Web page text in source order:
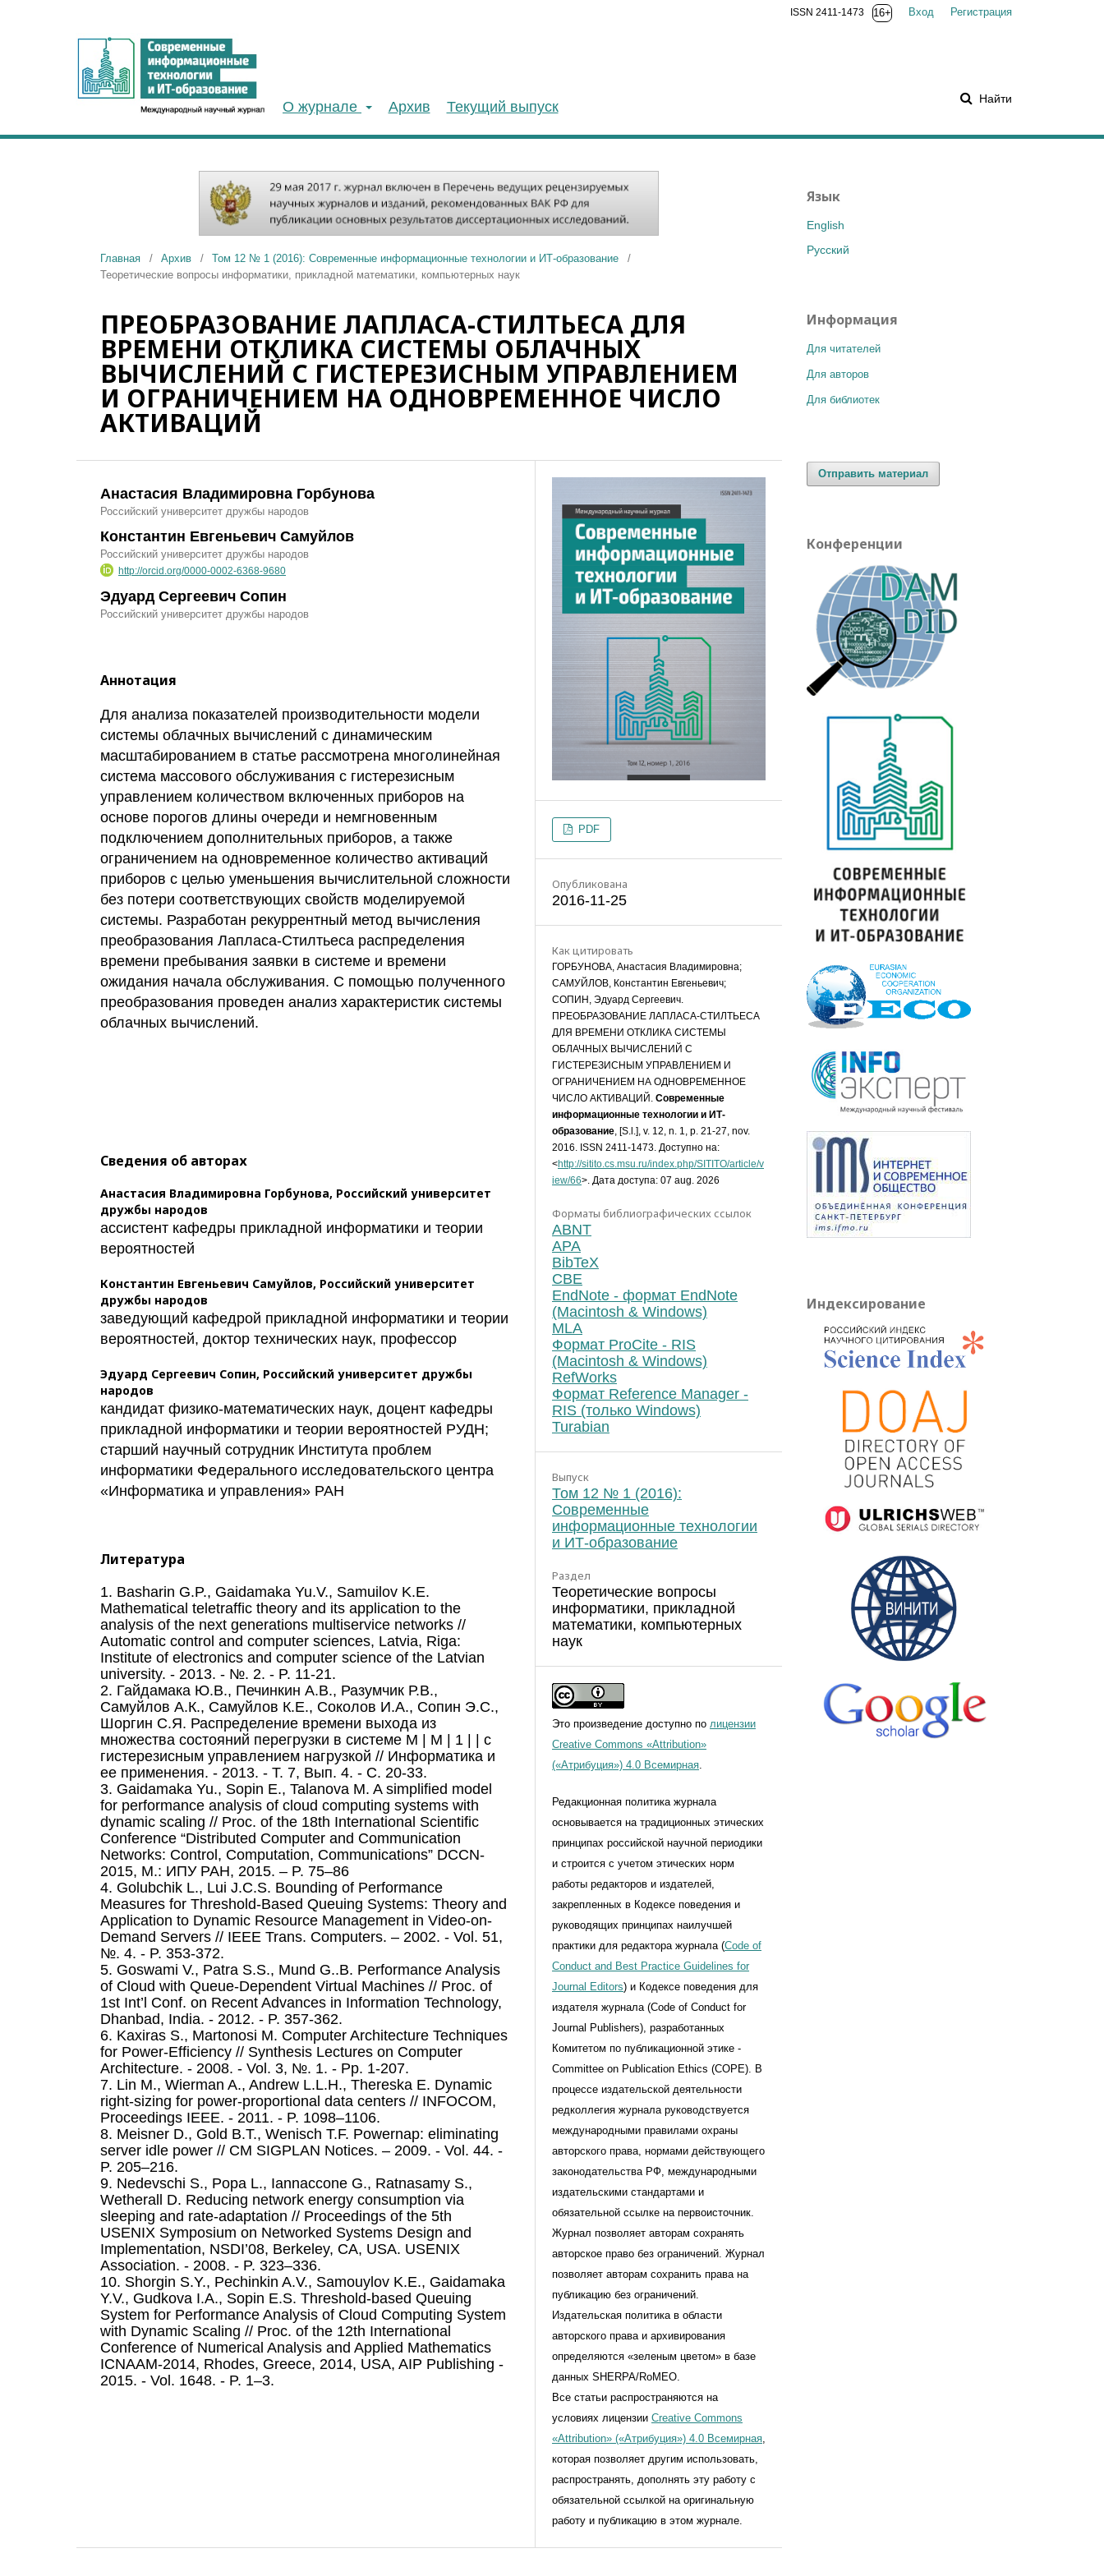
Текущий выпуск
Архив
О журнале Найти
Регистрация
Вход
ISSN 2411-1473 16+
Главная / Архив / Том 12 № 1 (2016): Современные информационные технологии и ИТ-образование
/
Теоретические вопросы информатики, прикладной математики, компьютерных наук
ПРЕОБРАЗОВАНИЕ ЛАПЛАСА-СТИЛТЬЕСА ДЛЯ
ВРЕМЕНИ ОТКЛИКА СИСТЕМЫ ОБЛАЧНЫХ
ВЫЧИСЛЕНИЙ С ГИСТЕРЕЗИСНЫМ УПРАВЛЕНИЕМ
И ОГРАНИЧЕНИЕМ НА ОДНОВРЕМЕННОЕ ЧИСЛО
АКТИВАЦИЙ
Анастасия Владимировна Горбунова
Российский университет дружбы народов
Константин Евгеньевич Самуйлов
Российский университет дружбы народов
http://orcid.org/0000-0002-6368-9680
Эдуард Сергеевич Сопин
Российский университет дружбы народов
Аннотация
Для анализа показателей производительности модели
системы облачных вычислений с динамическим
масштабированием в статье рассмотрена многолинейная
система массового обслуживания с гистерезисным
управлением количеством включенных приборов на
основе порогов длины очереди и немгновенным
подключением дополнительных приборов, а также
ограничением на одновременное количество активаций
приборов с целью уменьшения вычислительной сложности
без потери соответствующих свойств моделируемой
системы. Разработан рекуррентный метод вычисления
преобразования Лапласа-Стилтьеса распределения
времени пребывания заявки в системе и времени
ожидания начала обслуживания. С помощью полученного
преобразования проведен анализ характеристик системы
облачных вычислений.
Сведения об авторах
Анастасия Владимировна Горбунова, Российский университет
дружбы народов
ассистент кафедры прикладной информатики и теории
вероятностей
Константин Евгеньевич Самуйлов, Российский университет
дружбы народов
заведующий кафедрой прикладной информатики и теории
вероятностей, доктор технических наук, профессор
Эдуард Сергеевич Сопин, Российский университет дружбы
народов
кандидат физико-математических наук, доцент кафедры
прикладной информатики и теории вероятностей РУДН;
старший научный сотрудник Института проблем
информатики Федерального исследовательского центра
«Информатика и управления» РАН
Литература
1. Basharin G.P., Gaidamaka Yu.V., Samuilov K.E.
Mathematical teletraffic theory and its application to the
analysis of the next generations multiservice networks //
Automatic control and computer sciences, Latvia, Riga:
Institute of electronics and computer science of the Latvian
university. - 2013. - №. 2. - P. 11-21.
2. Гайдамака Ю.В., Печинкин А.В., Разумчик Р.В.,
Самуйлов А.К., Самуйлов К.Е., Соколов И.А., Сопин Э.С.,
Шоргин С.Я. Распределение времени выхода из
множества состояний перегрузки в системе M | M | 1 |
с
гистерезисным управлением нагрузкой // Информатика и
ее применения. - 2013. - Т. 7, Вып. 4. - С. 20-33.
3. Gaidamaka Yu., Sopin E., Talanova M. A simplified model
for performance analysis of cloud computing systems with
dynamic scaling // Proc. of the 18th International Scientific
Conference “Distributed Computer and Communication
Networks: Control, Computation, Communications” DCCN-
2015, М.: ИПУ РАН, 2015. – P. 75–86
4. Golubchik L., Lui J.C.S. Bounding of Performance
Measures for Threshold-Based Queuing Systems: Theory and
Application to Dynamic Resource Management in Video-on-
Demand Servers // IEEE Trans. Computers. – 2002. - Vol. 51,
№. 4. - P. 353-372.
5. Goswami V., Patra S.S., Mund G..B. Performance Analysis
of Cloud with Queue-Dependent Virtual Machines // Proc. of
1st Int’l Conf. on Recent Advances in Information Technology,
Dhanbad, India. - 2012. - P. 357-362.
6. Kaxiras S., Martonosi M. Computer Architecture Techniques
for Power-Efficiency // Synthesis Lectures on Computer
Architecture. - 2008. - Vol. 3, №. 1. - Pp. 1-207.
7. Lin M., Wierman A., Andrew L.L.H., Thereska E. Dynamic
right-sizing for power-proportional data centers // INFOCOM,
Proceedings IEEE. - 2011. - P. 1098–1106.
8. Meisner D., Gold B.T., Wenisch T.F. Powernap: eliminating
server idle power // CM SIGPLAN Notices. – 2009. - Vol. 44. -
P. 205–216.
9. Nedevschi S., Popa L., Iannaccone G., Ratnasamy S.,
Wetherall D. Reducing network energy consumption via
sleeping and rate-adaptation // Proceedings of the 5th
USENIX Symposium on Networked Systems Design and
Implementation, NSDI’08, Berkeley, CA, USA. USENIX
Association. - 2008. - P. 323–336.
10. Shorgin S.Y., Pechinkin A.V., Samouylov K.E., Gaidamaka
Y.V., Gudkova I.A., Sopin E.S. Threshold-based Queuing
System for Performance Analysis of Cloud Computing System
with Dynamic Scaling // Proc. of the 12th International
Conference of Numerical Analysis and Applied Mathematics
ICNAAM-2014, Rhodes, Greece, 2014, USA, AIP Publishing -
2015. - Vol. 1648. - P. 1–3.
PDF
Опубликована
2016-11-25
Как цитировать
ГОРБУНОВА, Анастасия Владимировна;
САМУЙЛОВ, Константин Евгеньевич;
СОПИН, Эдуард Сергеевич.
ПРЕОБРАЗОВАНИЕ ЛАПЛАСА-СТИЛТЬЕСА
ДЛЯ ВРЕМЕНИ ОТКЛИКА СИСТЕМЫ
ОБЛАЧНЫХ ВЫЧИСЛЕНИЙ С
ГИСТЕРЕЗИСНЫМ УПРАВЛЕНИЕМ И
ОГРАНИЧЕНИЕМ НА ОДНОВРЕМЕННОЕ
ЧИСЛО АКТИВАЦИЙ. Современные
информационные технологии и ИТ-
образование , [S.l.], v. 12, n. 1, p. 21-27, nov.
2016. ISSN 2411-1473. Доступно на:
<http://sitito.cs.msu.ru/index.php/SITITO/article/v
iew/66>. Дата доступа: 07 aug. 2026
Форматы библиографических ссылок
ABNT
APA
BibTeX
CBE
EndNote - формат EndNote
(Macintosh & Windows)
MLA
Формат ProCite - RIS
(Macintosh & Windows)
RefWorks
Формат Reference Manager -
RIS (только Windows)
Turabian
Выпуск
Том 12 № 1 (2016):
Современные
информационные технологии
и ИТ-образование
Раздел
Теоретические вопросы
информатики, прикладной
математики, компьютерных
наук
Это произведение доступно по лицензии
Creative Commons «Attribution»
(«Атрибуция») 4.0 Всемирная
Редакционная политика журнала
основывается на традиционных этических
принципах российской научной периодики
и строится с учетом этических норм
работы редакторов и издателей,
закрепленных в Кодексе поведения и
руководящих принципах наилучшей
практики для редактора журнала (Code of
Conduct and Best Practice Guidelines for
Journal Editors) и Кодексе поведения для
издателя журнала (Code of Conduct for
Journal Publishers), разработанных
Комитетом по публикационной этике -
Committee on Publication Ethics (COPE). В
процессе издательской деятельности
редколлегия журнала руководствуется
международными правилами охраны
авторского права, нормами действующего
законодательства РФ, международными
издательскими стандартами и
обязательной ссылке на первоисточник.
Журнал позволяет авторам сохранять
авторское право без ограничений. Журнал
позволяет авторам сохранить права на
публикацию без ограничений.
Издательская политика в области
авторского права и архивирования
определяются «зеленым цветом» в базе
данных SHERPA/RoMEO.
Все статьи распространяются на
условиях лицензии Creative Commons
«Attribution» («Атрибуция») 4.0 Всемирная
которая позволяет другим использовать,
распространять, дополнять эту работу с
обязательной ссылкой на оригинальную
работу и публикацию в этом журналe.
Язык
English
Русский
Информация
Для читателей
Для авторов
Для библиотек
Отправить материал
Конференции
Индексирование